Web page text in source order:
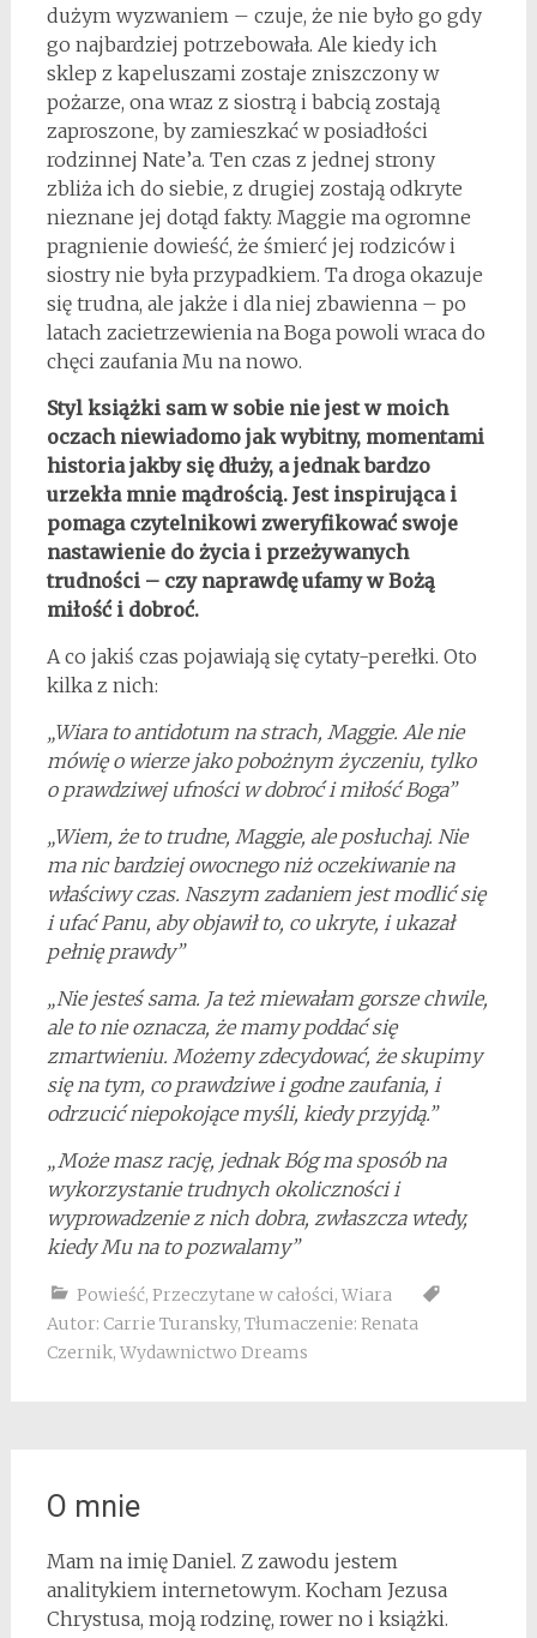
dużym wyzwaniem – czuje, że nie było go gdy
go najbardziej potrzebowała. Ale kiedy ich
sklep z kapeluszami zostaje zniszczony w
pożarze, ona wraz z siostrą i babcią zostają
zaproszone, by zamieszkać w posiadłości
rodzinnej Nate’a. Ten czas z jednej strony
zbliża ich do siebie, z drugiej zostają odkryte
nieznane jej dotąd fakty. Maggie ma ogromne
pragnienie dowieść, że śmierć jej rodziców i
siostry nie była przypadkiem. Ta droga okazuje
się trudna, ale jakże i dla niej zbawienna – po
latach zacietrzewienia na Boga powoli wraca do
chęci zaufania Mu na nowo.
Styl książki sam w sobie nie jest w moich
oczach niewiadomo jak wybitny, momentami
historia jakby się dłuży, a jednak bardzo
urzekła mnie mądrością. Jest inspirująca i
pomaga czytelnikowi zweryfikować swoje
nastawienie do życia i przeżywanych
trudności – czy naprawdę ufamy w Bożą
miłość i dobroć.
A co jakiś czas pojawiają się cytaty-perełki. Oto
kilka z nich:
„Wiara to antidotum na strach, Maggie. Ale nie
mówię o wierze jako pobożnym życzeniu, tylko
o prawdziwej ufności w dobroć i miłość Boga”
„Wiem, że to trudne, Maggie, ale posłuchaj. Nie
ma nic bardziej owocnego niż oczekiwanie na
właściwy czas. Naszym zadaniem jest modlić się
i ufać Panu, aby objawił to, co ukryte, i ukazał
pełnię prawdy”
„Nie jesteś sama. Ja też miewałam gorsze chwile,
ale to nie oznacza, że mamy poddać się
zmartwieniu. Możemy zdecydować, że skupimy
się na tym, co prawdziwe i godne zaufania, i
odrzucić niepokojące myśli, kiedy przyjdą.”
„Może masz rację, jednak Bóg ma sposób na
wykorzystanie trudnych okoliczności i
wyprowadzenie z nich dobra, zwłaszcza wtedy,
kiedy Mu na to pozwalamy”
Powieść, Przeczytane w całości, Wiara
Autor: Carrie Turansky, Tłumaczenie: Renata
Czernik, Wydawnictwo Dreams
O mnie
Mam na imię Daniel. Z zawodu jestem
analitykiem internetowym. Kocham Jezusa
Chrystusa, moją rodzinę, rower no i książki.